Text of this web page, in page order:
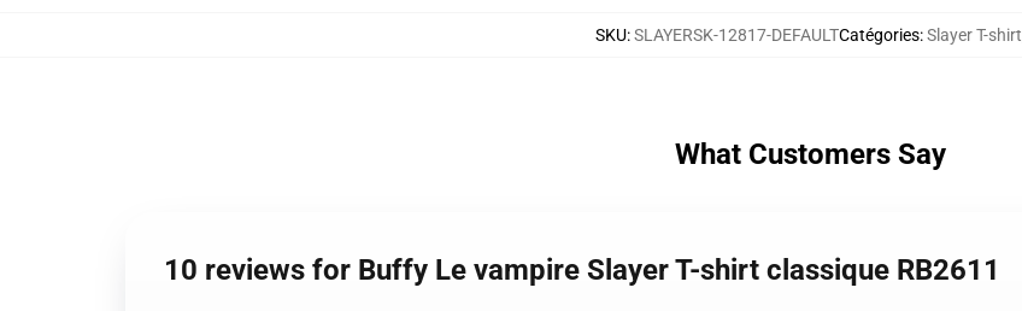
SKU:SLAYERSK-12817-DEFAULTCatégories:Slayer T-shirt
What Customers Say
10 reviews for Buffy Le vampire Slayer T-shirt classique RB2611